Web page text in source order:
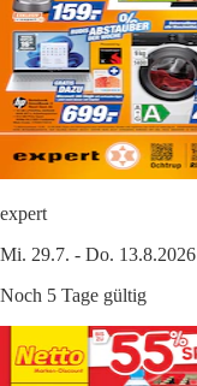
expert
Mi. 29.7. - Do. 13.8.2026
Noch 5 Tage gültig